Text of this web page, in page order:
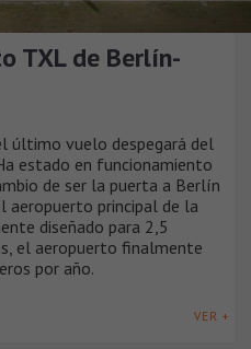
TXL de Berlín-
último vuelo despegará del
estado en funcionamiento
de ser la puerta a Berlín
aeropuerto principal de la
diseñado para 2,5
el aeropuerto finalmente
por año.
VER +